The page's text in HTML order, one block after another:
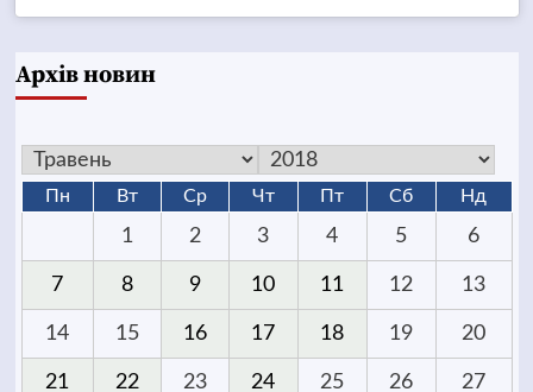
Архів новин
Пн Вт Ср Чт Пт Сб Нд
1 2 3 4 5 6
7 8 9 10 11 12 13
14 15 16 17 18 19 20
21 22 23 24 25 26 27